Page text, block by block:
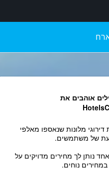
אוהבים את
דירוגי מלונות שנאספו מאלפי
של משתמשים.
נותן לך מחירים מדויקים על
במחירים נוחים.